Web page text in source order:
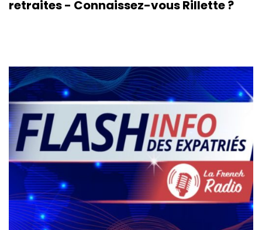
retraites - Connaissez-vous Rillette ?